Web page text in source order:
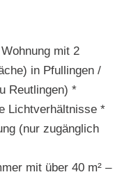
mit 2
in Pfullingen /
Reutlingen) *
Lichtverhältnisse *
(nur zugänglich
mit über 40 m² –